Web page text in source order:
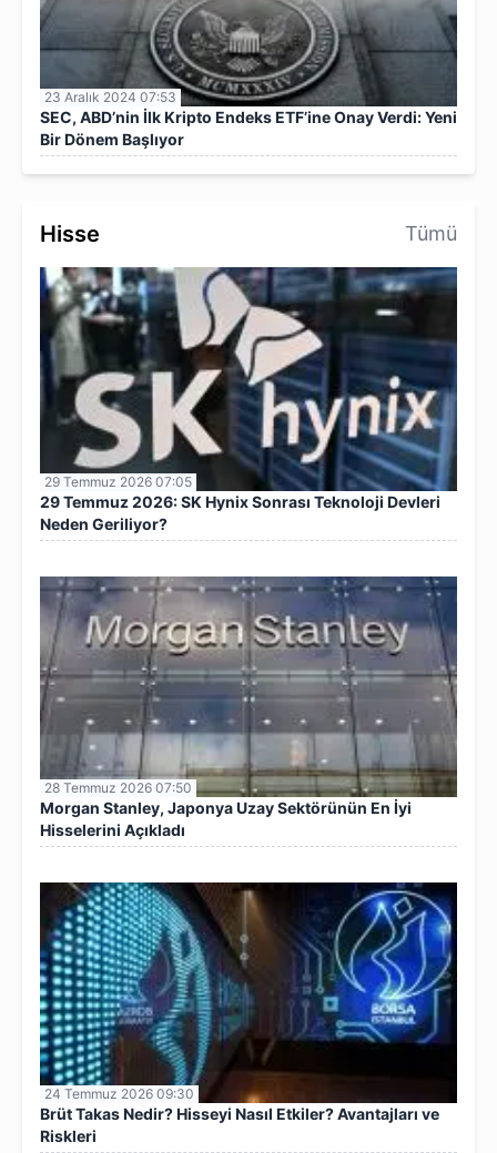
23 Aralık 2024 07:53
SEC, ABD’nin İlk Kripto Endeks ETF’ine Onay Verdi: Yeni
Bir Dönem Başlıyor
Hisse Tümü
29 Temmuz 2026 07:05
29 Temmuz 2026: SK Hynix Sonrası Teknoloji Devleri
Neden Geriliyor?
28 Temmuz 2026 07:50
Morgan Stanley, Japonya Uzay Sektörünün En İyi
Hisselerini Açıkladı
24 Temmuz 2026 09:30
Brüt Takas Nedir? Hisseyi Nasıl Etkiler? Avantajları ve
Riskleri